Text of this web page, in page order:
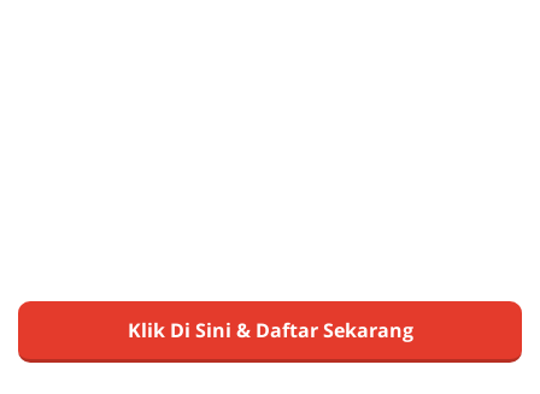
Klik Di Sini & Daftar Sekarang